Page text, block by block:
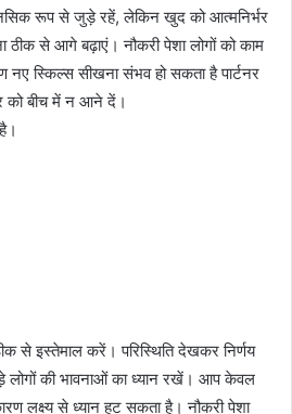
रूप से जुड़े रहें, लेकिन खुद को आत्मनिर्भर
ठीक से आगे बढ़ाएं। नौकरी पेशा लोगों को काम
नए स्किल्स सीखना संभव हो सकता है पार्टनर
को बीच में न आने दें।
से इस्तेमाल करें। परिस्थिति देखकर निर्णय
की भावनाओं का ध्यान रखें। आप केवल
लक्ष्य से ध्यान हट सकता है। नौकरी पेशा